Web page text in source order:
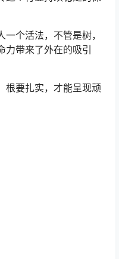
个活法，不管是树，
带来了外在的吸引
根要扎实，才能呈现顽